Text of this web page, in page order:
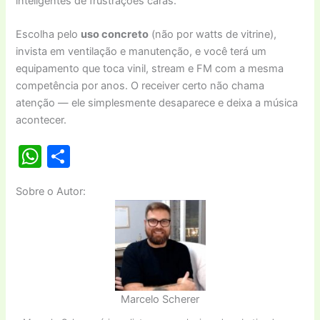
Escolha pelo uso concreto (não por watts de vitrine),
invista em ventilação e manutenção, e você terá um
equipamento que toca vinil, stream e FM com a mesma
competência por anos. O receiver certo não chama
atenção — ele simplesmente desaparece e deixa a música
acontecer.
W
at ar
Sobre o Autor:
Marcelo Scherer